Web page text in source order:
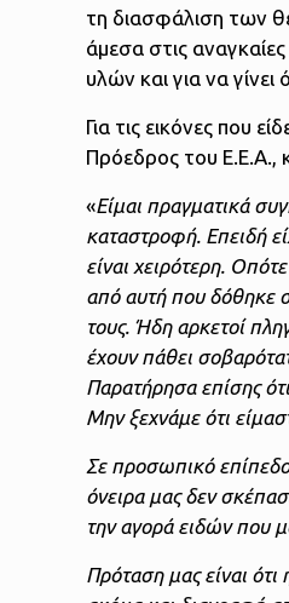
τη διασφάλιση των
άμεσα στις
υλών και για να γίνει
Για τις εικόνες που
Πρόεδρος του Ε.Ε.Α.,
«Είμαι πραγματικά
καταστροφή. Επειδή
είναι χειρότερη.
από αυτή που δόθηκε
τους. Ήδη αρκετοί
έχουν πάθει
Παρατήρησα επίσης
Μην ξεχνάμε ότι
Σε προσωπικό
όνειρα μας δεν
την αγορά ειδών που
Πρόταση μας είναι